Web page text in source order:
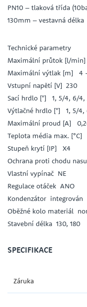
PN10 – tlaková třída
130mm – vestavná délka
Technické parametry
Maximální průtok [l/
Maximální výtlak [m] 4
Vstupní napětí [V] 230
Sací hrdlo ["] 1, 5/4, 6/4,
Výtlačné hrdlo ["] 1, 5/4,
Maximální proud [A]
Teplota média max. [°C]
Stupeň krytí [IP] X4
Ochrana proti chodu
Vlastní vypínač NE
Regulace otáček ANO
Kondenzátor integrován
Oběžné kolo materiál
Stavební délka 130, 180
SPECIFIKACE
Záruka